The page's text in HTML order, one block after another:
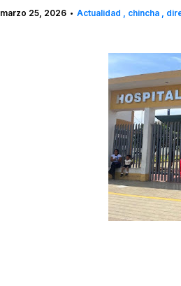
marzo 25, 2026 • Actualidad chincha